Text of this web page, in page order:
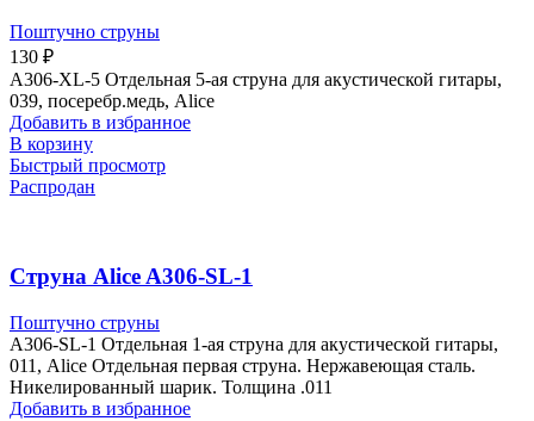
Поштучно струны
130 ₽
A306-XL-5 Отдельная 5-ая струна для акустической гитары,
039, посеребр.медь, Alice
Добавить в избранное
В корзину
Быстрый просмотр
Распродан
Струна Alice A306-SL-1
Поштучно струны
A306-SL-1 Отдельная 1-ая струна для акустической гитары,
011, Alice Отдельная первая струна. Нержавеющая сталь.
Никелированный шарик. Толщина .011
Добавить в избранное